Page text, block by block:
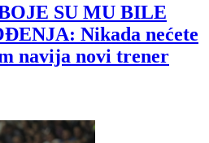
SU MU BILE
Nikada nećete
navija novi trener